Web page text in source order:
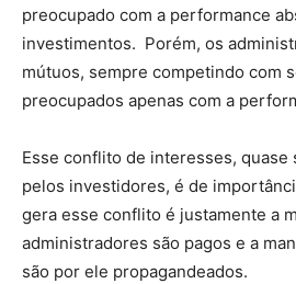
preocupado com a performance
investimentos. Porém, os
mútuos, sempre competindo com
preocupados apenas com a
Esse conflito de interesses,
pelos investidores, é de
gera esse conflito é justamente a
administradores são pagos e a
são por ele propagandeados.